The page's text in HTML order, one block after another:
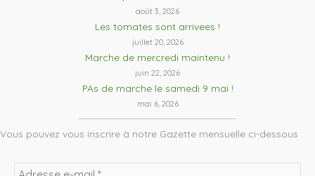
août 3, 2026
Les tomates sont arrivees !
juillet 20, 2026
Marche de mercredi maintenu !
juin 22, 2026
PAs de marche le samedi 9 mai !
mai 6, 2026
Vous pouvez vous inscrire à notre Gazette mensuelle ci-dessous :